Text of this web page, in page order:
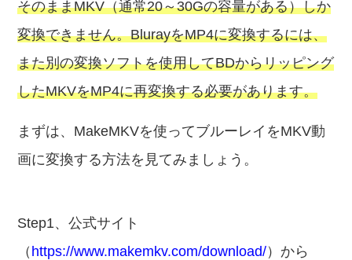
そのままMKV（通常20～30Gの容量がある）しか
変換できません。BlurayをMP4に変換するには、
また別の変換ソフトを使用してBDからリッピング
したMKVをMP4に再変換する必要があります。
まずは、MakeMKVを使ってブルーレイをMKV動
画に変換する方法を見てみましょう。
Step1、公式サイト
（ https://www.makemkv.com/download/）から